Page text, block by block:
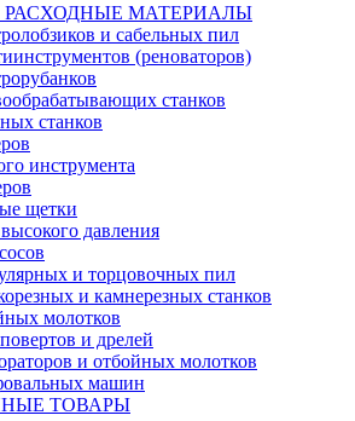
МАТЕРИАЛЫ
и сабельных пил
(реноваторов)
станков
станков
инструмента
щетки
давления
и торцовочных пил
и камнерезных станков
молотков
и дрелей
и отбойных молотков
машин
ТОВАРЫ